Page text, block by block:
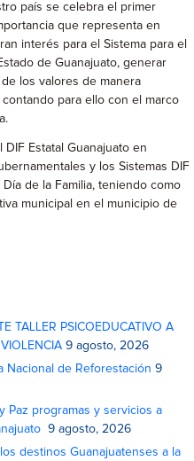
país se celebra el primer
que representa en
interés para el Sistema para el
de Guanajuato, generar
los valores de manera
para ello con el marco
Estatal Guanajuato en
y los Sistemas DIF
de la Familia, teniendo como
municipal en el municipio de
TALLER PSICOEDUCATIVO A
9 agosto, 2026
Nacional de Reforestación 9
Paz programas y servicios a
9 agosto, 2026
destinos Guanajuatenses a la